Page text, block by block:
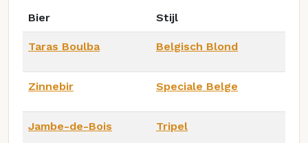
Bier Stijl
Taras Boulba Belgisch Blond
Zinnebir Speciale Belge
Jambe-de-Bois Tripel